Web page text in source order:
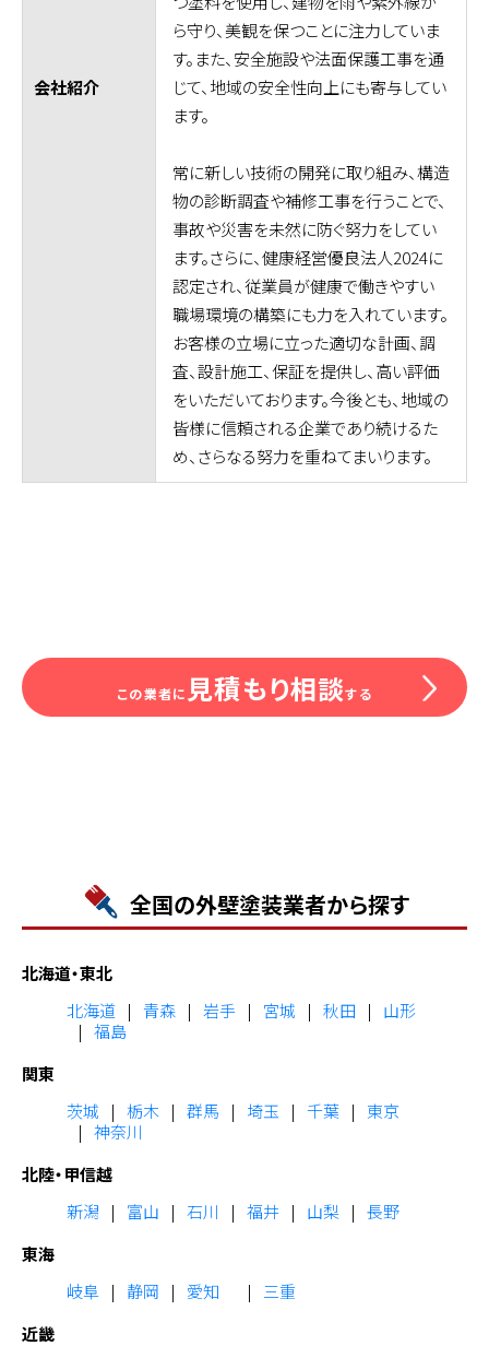
会社紹介
ら守り、美観を保つことに注力していま
す。また、安全施設や法面保護工事を通
じて、地域の安全性向上にも寄与してい
ます。
常に新しい技術の開発に取り組み、構造
物の診断調査や補修工事を行うことで、
事故や災害を未然に防ぐ努力をしてい
ます。さらに、健康経営優良法人2024に
認定され、従業員が健康で働きやすい
職場環境の構築にも力を入れています。
お客様の立場に立った適切な計画、調
査、設計施工、保証を提供し、高い評価
をいただいております。今後とも、地域の
皆様に信頼される企業であり続けるた
め、さらなる努力を重ねてまいります。
この業者に 見積もり相談する
全国の外壁塗装業者から探す
北海道・東北
北海道
青森 岩手 宮城 秋田
山形
福島
関東
茨城
栃木 群馬 埼玉 千葉
東京
神奈川
北陸・甲信越
新潟
富山 石川 福井 山梨
長野
東海
岐阜
静岡 愛知
三重
近畿